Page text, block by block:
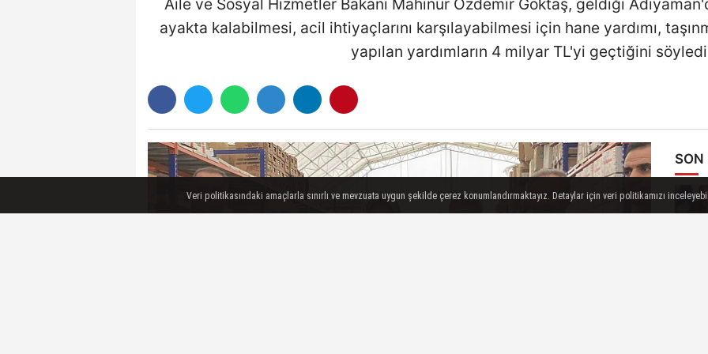
Aile ve Sosyal Hizmetler Bakanı Mahinur Özdemir Göktaş, geldiği
ayakta kalabilmesi, acil ihtiyaçlarını karşılayabilmesi için hane yardımı,
yapılan yardımların 4 milyar TL'yi geçtiğini
SON
Veri politikasındaki amaçlarla sınırlı ve mevzuata uygun şekilde çerez konumlandırmaktayız. Detaylar için veri politikamızı